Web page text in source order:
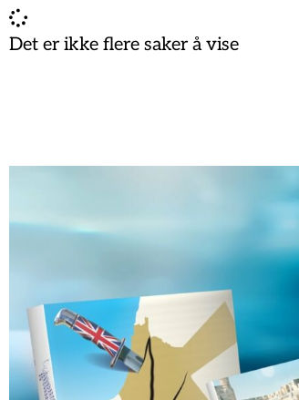
Det er ikke flere saker å vise